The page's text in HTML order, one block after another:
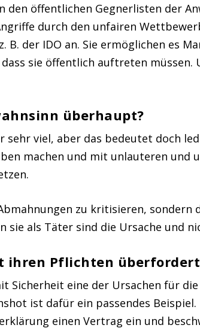
den öffentlichen Gegnerlisten der
durch den unfairen
B. der IDO an. Sie ermöglichen es
sie öffentlich auftreten müssen.
überhaupt?
sehr viel, aber das bedeutet doch
machen und mit unlauteren und
zu kritisieren, sondern
als Täter sind die Ursache und
ihren Pflichten
Sicherheit eine der Ursachen für
ist dafür ein passendes
einen Vertrag ein und